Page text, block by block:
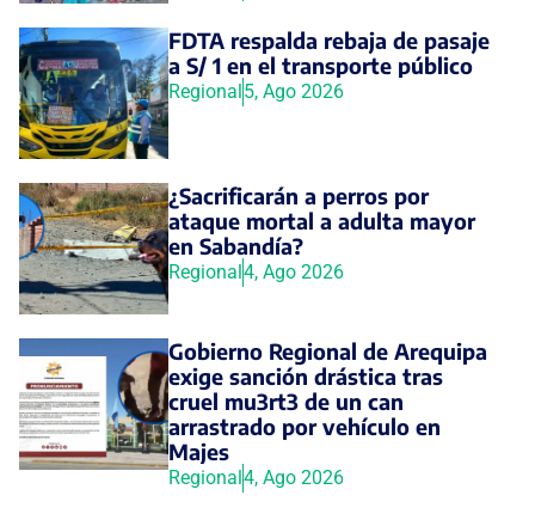
FDTA respalda rebaja de pasaje
a S/ 1 en el transporte público
Regional5, Ago 2026
¿Sacrificarán a perros por
ataque mortal a adulta mayor
en Sabandía?
Regional4, Ago 2026
Gobierno Regional de Arequipa
exige sanción drástica tras
cruel mu3rt3 de un can
arrastrado por vehículo en
Majes
Regional4, Ago 2026